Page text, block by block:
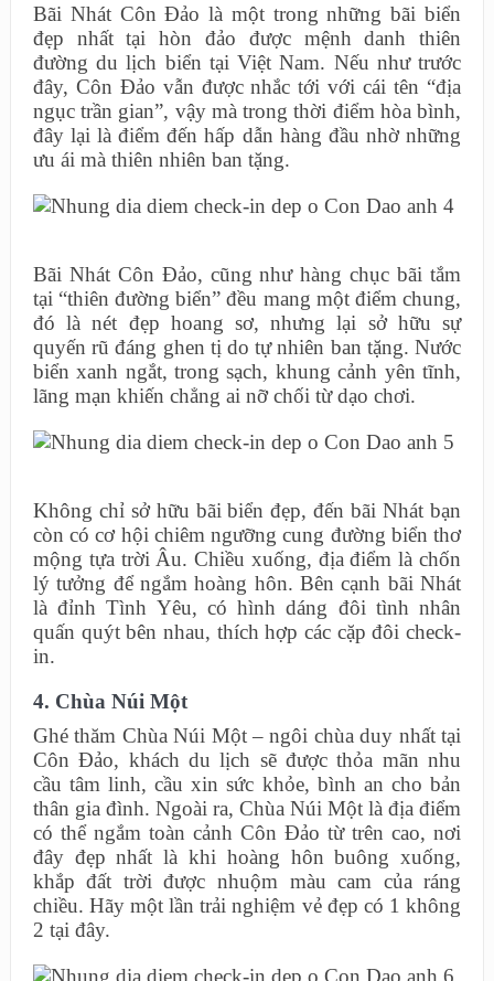
Bãi Nhát Côn Đảo là một trong những bãi biển
đẹp nhất tại hòn đảo được mệnh danh thiên
đường du lịch biển tại Việt Nam. Nếu như trước
đây, Côn Đảo vẫn được nhắc tới với cái tên “địa
ngục trần gian”, vậy mà trong thời điểm hòa bình,
đây lại là điểm đến hấp dẫn hàng đầu nhờ những
ưu ái mà thiên nhiên ban tặng.
Bãi Nhát Côn Đảo, cũng như hàng chục bãi tắm
tại “thiên đường biển” đều mang một điểm chung,
đó là nét đẹp hoang sơ, nhưng lại sở hữu sự
quyến rũ đáng ghen tị do tự nhiên ban tặng. Nước
biển xanh ngắt, trong sạch, khung cảnh yên tĩnh,
lãng mạn khiến chẳng ai nỡ chối từ dạo chơi.
Không chỉ sở hữu bãi biển đẹp, đến bãi Nhát bạn
còn có cơ hội chiêm ngưỡng cung đường biển thơ
mộng tựa trời Âu. Chiều xuống, địa điểm là chốn
lý tưởng để ngắm hoàng hôn. Bên cạnh bãi Nhát
là đỉnh Tình Yêu, có hình dáng đôi tình nhân
quấn quýt bên nhau, thích hợp các cặp đôi check-
in.
4. Chùa Núi Một
Ghé thăm Chùa Núi Một – ngôi chùa duy nhất tại
Côn Đảo, khách du lịch sẽ được thỏa mãn nhu
cầu tâm linh, cầu xin sức khỏe, bình an cho bản
thân gia đình. Ngoài ra, Chùa Núi Một là địa điểm
có thể ngắm toàn cảnh Côn Đảo từ trên cao, nơi
đây đẹp nhất là khi hoàng hôn buông xuống,
khắp đất trời được nhuộm màu cam của ráng
chiều. Hãy một lần trải nghiệm vẻ đẹp có 1 không
2 tại đây.